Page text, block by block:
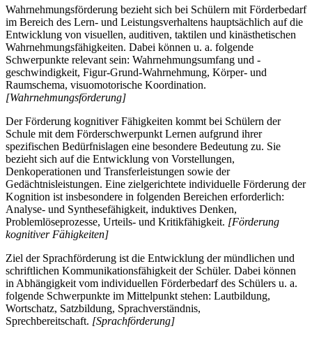
Wahrnehmungsförderung bezieht sich bei Schülern mit Förderbedarf
im Bereich des Lern- und Leistungsverhaltens hauptsächlich auf die
Entwicklung von visuellen, auditiven, taktilen und kinästhetischen
Wahrnehmungsfähigkeiten. Dabei können u. a. folgende
Schwerpunkte relevant sein: Wahrnehmungsumfang und -
geschwindigkeit, Figur-Grund-Wahrnehmung, Körper- und
Raumschema, visuomotorische Koordination.
[Wahrnehmungsförderung]
Der Förderung kognitiver Fähigkeiten kommt bei Schülern der
Schule mit dem Förderschwerpunkt Lernen aufgrund ihrer
spezifischen Bedürfnislagen eine besondere Bedeutung zu. Sie
bezieht sich auf die Entwicklung von Vorstellungen,
Denkoperationen und Transferleistungen sowie der
Gedächtnisleistungen. Eine zielgerichtete individuelle Förderung der
Kognition ist insbesondere in folgenden Bereichen erforderlich:
Analyse- und Synthesefähigkeit, induktives Denken,
Problemlöseprozesse, Urteils- und Kritikfähigkeit. [Förderung
kognitiver Fähigkeiten]
Ziel der Sprachförderung ist die Entwicklung der mündlichen und
schriftlichen Kommunikationsfähigkeit der Schüler. Dabei können
in Abhängigkeit vom individuellen Förderbedarf des Schülers u. a.
folgende Schwerpunkte im Mittelpunkt stehen: Lautbildung,
Wortschatz, Satzbildung, Sprachverständnis,
Sprechbereitschaft. [Sprachförderung]